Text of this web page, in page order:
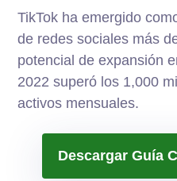
TikTok ha emergido
de redes sociales más
potencial de expansión
2022 superó los 1,000
activos mensuales.
Descargar Guía